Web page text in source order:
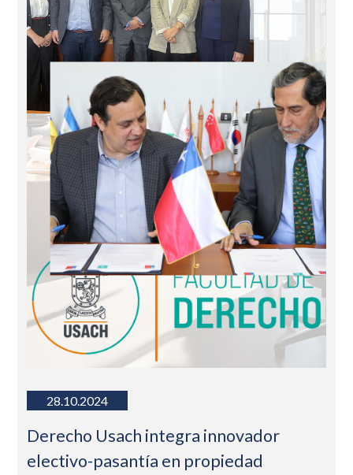
28.10.2024
Derecho Usach integra innovador
electivo-pasantía en propiedad